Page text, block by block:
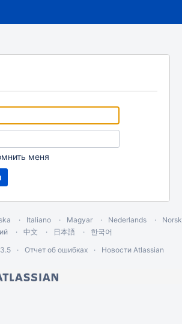
меня
Italiano Magyar Nederlands Norsk
中文 日本語
한국어
Отчет об ошибках Новости Atlassian